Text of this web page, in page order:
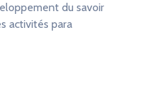
du savoir
activités para